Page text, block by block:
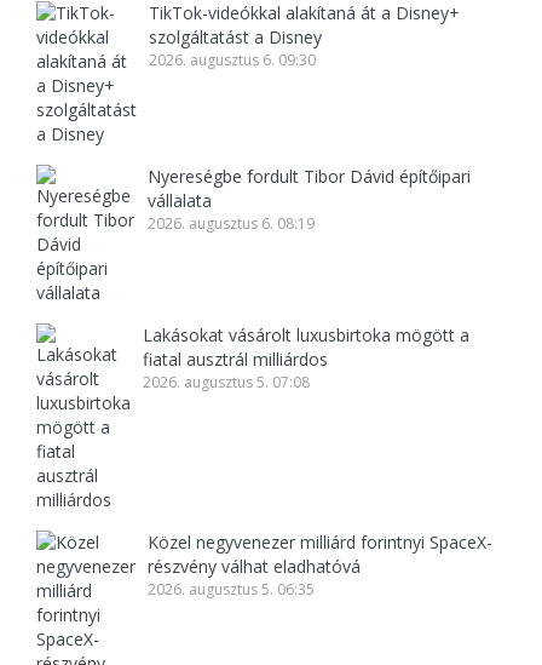
TikTok-videókkal alakítaná át a Disney+
szolgáltatást a Disney
2026. augusztus 6. 09:30
Nyereségbe fordult Tibor Dávid építőipari
vállalata
2026. augusztus 6. 08:19
Lakásokat vásárolt luxusbirtoka mögött a
fiatal ausztrál milliárdos
2026. augusztus 5. 07:08
Közel negyvenezer milliárd forintnyi SpaceX-
részvény válhat eladhatóvá
2026. augusztus 5. 06:35